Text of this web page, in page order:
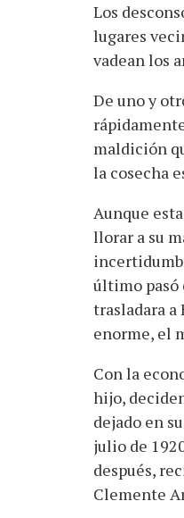
Los
lugares
vadean los
De uno y
maldición
la cosecha
Aunque
llorar a su
último pasó
trasladara
enorme, el
Con la
hijo,
dejado en
julio de
después,
Clemente